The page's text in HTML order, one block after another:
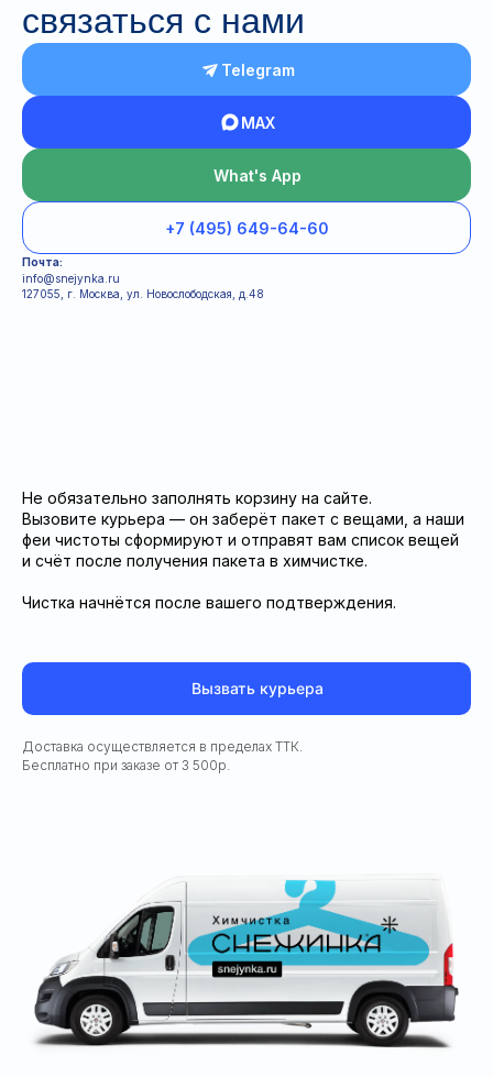
связаться с нами
Telegram
MAX
What's App
+7 (495) 649-64-60
Почта:
info@snejynka.ru
127055, г. Москва, ул. Новослободская, д.48
Не обязательно заполнять корзину на сайте.
Вызовите курьера — он заберёт пакет с вещами, а наши
феи чистоты сформируют и отправят вам список вещей
и счёт после получения пакета в химчистке.
Чистка начнётся после вашего подтверждения.
Вызвать курьера
Доставка осуществляется в пределах ТТК.
Бесплатно при заказе от 3 500р.